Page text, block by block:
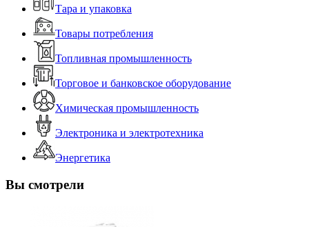
Тара и упаковка
Товары потребления
Топливная промышленность
Торговое и банковское оборудование
Химическая промышленность
Электроника и электротехника
Энергетика
Вы смотрели